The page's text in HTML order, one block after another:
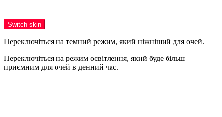
Switch skin
Переключіться на темний режим, який ніжніший для очей.
Переключіться на режим освітлення, який буде більш
приємним для очей в денний час.